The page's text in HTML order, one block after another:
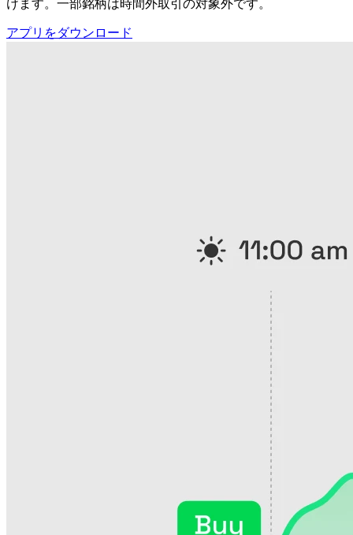
けます。一部銘柄は時間外取引の対象外です。
アプリをダウンロード